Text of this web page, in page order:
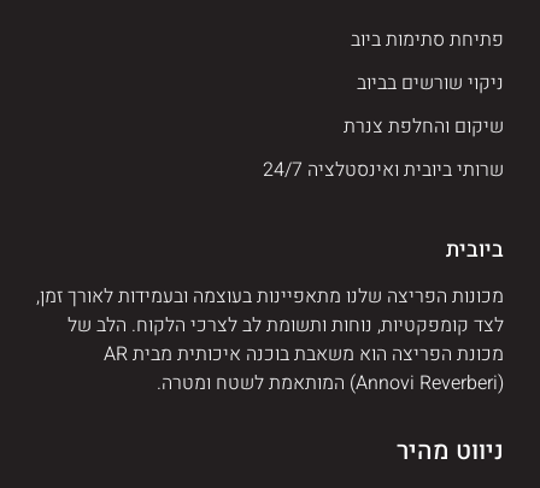
פתיחת סתימות ביוב
ניקוי שורשים בביוב
שיקום והחלפת צנרת
שרותי ביובית ואינסטלציה 24/7
ביובית
מכונות הפריצה שלנו מתאפיינות בעוצמה ובעמידות לאורך זמן,
לצד קומפקטיות, נוחות ותשומת לב לצרכי הלקוח. הלב של
מכונת הפריצה הוא משאבת בוכנה איכותית מבית AR
(Annovi Reverberi) המותאמת לשטח ומטרה.
ניווט מהיר